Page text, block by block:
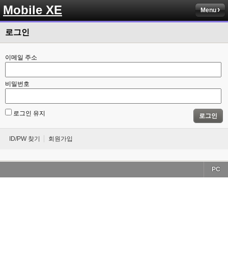
Mobile XE Menu
로그인
이메일 주소
비밀번호
로그인 유지 로그인
ID/PW 찾기 회원가입
PC